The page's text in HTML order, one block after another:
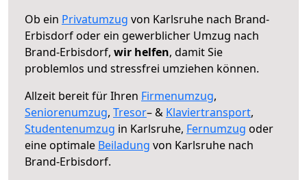
Ob ein Privatumzug von Karlsruhe nach Brand-
Erbisdorf oder ein gewerblicher Umzug nach
Brand-Erbisdorf, wir helfen, damit Sie
problemlos und stressfrei umziehen können.
Allzeit bereit für Ihren Firmenumzug,
Seniorenumzug, Tresor– & Klaviertransport,
Studentenumzug in Karlsruhe, Fernumzug oder
eine optimale Beiladung von Karlsruhe nach
Brand-Erbisdorf.